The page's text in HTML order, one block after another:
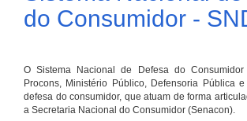
do Consumidor -
O Sistema Nacional de Defesa do Consumidor
Procons, Ministério Público, Defensoria Pública
defesa do consumidor, que atuam de forma
a Secretaria Nacional do Consumidor (Senacon).